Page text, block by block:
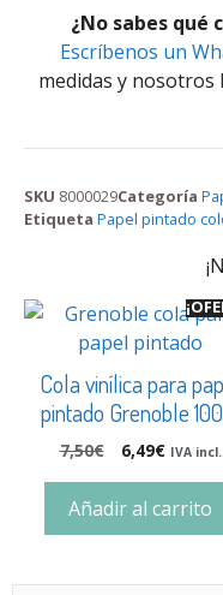
¿No sabes qué
Escríbenos un
medidas y nosotros
SKU 8000029Categoría
Etiqueta Papel pintado
Cola vinílica para
pintado Grenoble
7,50€ 6,49€ IVA incl.
Añadir al carrito